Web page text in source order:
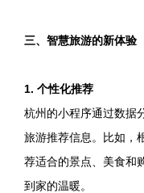
三、智慧旅游的新体验
1. 个性化推荐
杭州的小程序通过数据
旅游推荐信息。比如，
荐适合的景点、美食和
到家的温暖。